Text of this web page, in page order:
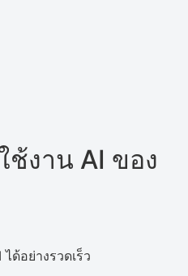
งาน AI ของ
ด้อย่างรวดเร็ว